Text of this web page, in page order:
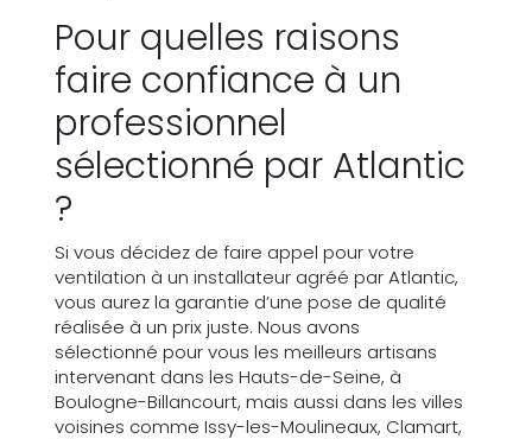
Pour quelles raisons
faire confiance à un
professionnel
sélectionné par Atlantic
?
Si vous décidez de faire appel pour votre
ventilation à un installateur agréé par Atlantic,
vous aurez la garantie d’une pose de qualité
réalisée à un prix juste. Nous avons
sélectionné pour vous les meilleurs artisans
intervenant dans les Hauts-de-Seine, à
Boulogne-Billancourt, mais aussi dans les villes
voisines comme Issy-les-Moulineaux, Clamart,